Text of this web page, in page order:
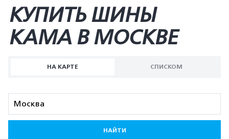
КУПИТЬ ШИНЫ
KAMA В МОСКВЕ
НА КАРТЕ СПИСКОМ
НАЙТИ